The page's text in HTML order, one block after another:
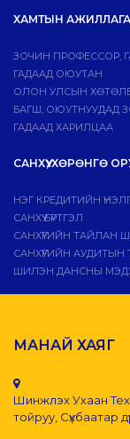
ХАМТЫН
ЗОЧИН ПРОФЕССОР,
ГАДААД ОЮУТАН
ОЛОН УЛСЫН
БАГШ, ОЮУТНУУДАД
ГАДААД ХАРИЛЦАА
САНХҮҮ, ХӨРӨНГӨ
НЭГ КРЕДИТИЙН
САНХҮҮ БҮРТГЭЛ
САНХҮҮГИЙН ТАЙЛАН
САНХҮҮГИЙН
ШИЛЭН ДАНСНЫ
МАНАЙ ХАЯГ
Шинжлэх Ухаан
тойруу, Сүхбаатар